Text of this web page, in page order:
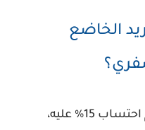
الخاضع
الخاضع للضريبة يتم احتساب 15% عليه،